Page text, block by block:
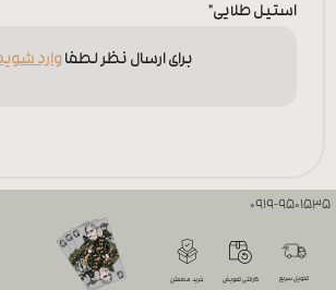
استیل طلایی”
برای ارسال نظر لطفاوارد
0919-9501535
تحویل سریع گارانتی تعویض خرید مطمئن